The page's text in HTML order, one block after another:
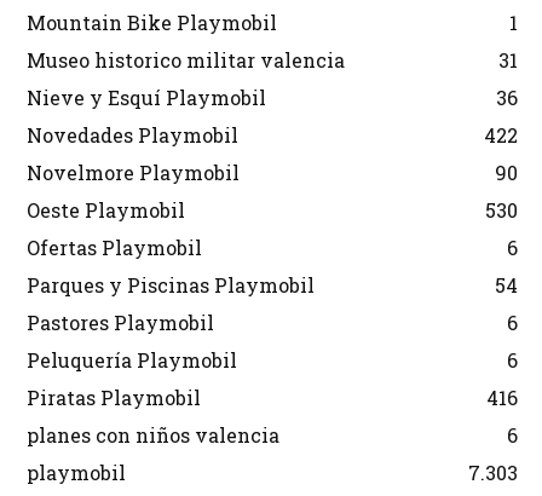
Mountain Bike Playmobil
1
Museo historico militar valencia
31
Nieve y Esquí Playmobil
36
Novedades Playmobil
422
Novelmore Playmobil
90
Oeste Playmobil
530
Ofertas Playmobil
6
Parques y Piscinas Playmobil
54
Pastores Playmobil
6
Peluquería Playmobil
6
Piratas Playmobil
416
planes con niños valencia
6
playmobil
7.303